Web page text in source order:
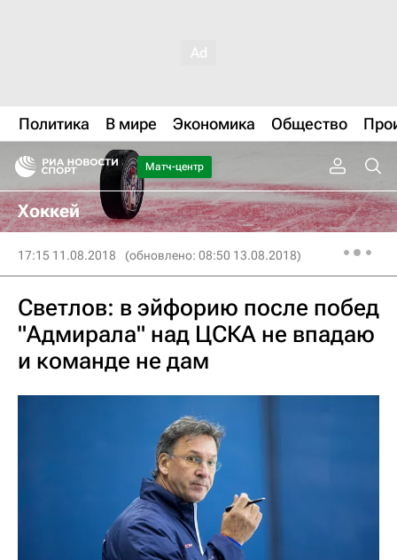
Политика В мире Экономика Общество
Матч-центр
Хоккей
17:15 11.08.2018 (обновлено: 08:50 13.08.2018)
Светлов: в эйфорию после побед
"Адмирала" над ЦСКА не впадаю
и команде не дам